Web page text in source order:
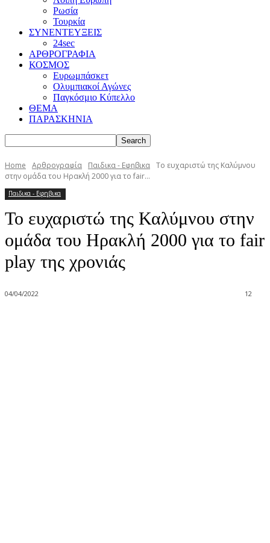
Ρωσία
Τουρκία
ΣΥΝΕΝΤΕΥΞΕΙΣ
24sec
ΑΡΘΡΟΓΡΑΦΙΑ
ΚΟΣΜΟΣ
Ευρωμπάσκετ
Ολυμπιακοί Αγώνες
Παγκόσμιο Κύπελλο
ΘΕΜΑ
ΠΑΡΑΣΚΗΝΙΑ
Home Αρθρογραφία Παιδικα - Εφηβικα Το ευχαριστώ της Καλύμνου
στην ομάδα του Ηρακλή 2000 για το fair...
Παιδικα - Εφηβικα
Το ευχαριστώ της Καλύμνου στην
ομάδα του Ηρακλή 2000 για το fair
play της χρονιάς
04/04/2022 12